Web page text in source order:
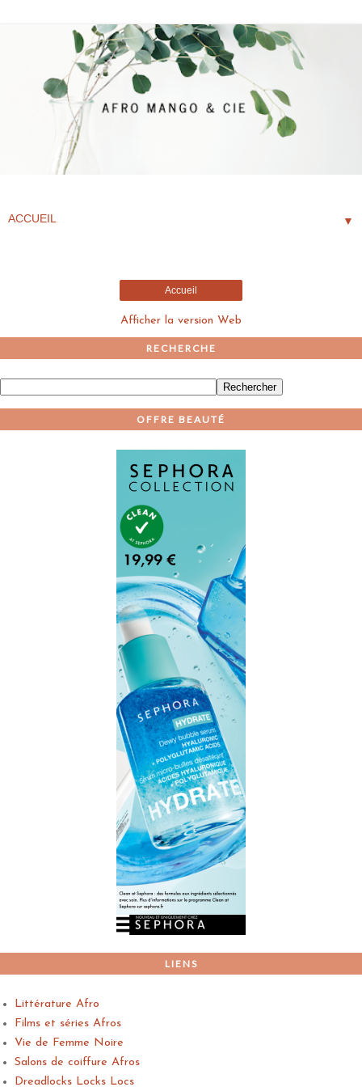
▼
Accueil
Afficher la version Web
RECHERCHE
OFFRE BEAUTÉ
LIENS
Littérature Afro
Films et séries Afros
Vie de Femme Noire
Salons de coiffure Afros
Dreadlocks Locks Locs